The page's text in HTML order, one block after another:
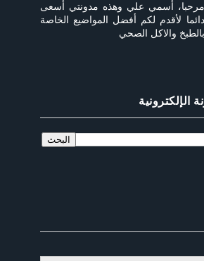
مرحبا، أسمي علي وهذه مدونتي أسعى
دائما لأقدم لكم أفضل المواضيع الخاصة
بالطبخ والاكل الصحي
الإلكترونية